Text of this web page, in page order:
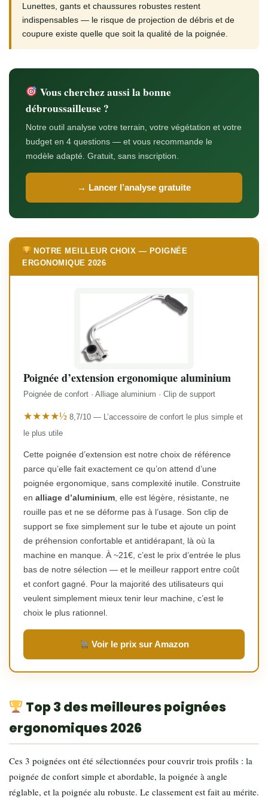
Lunettes, gants et chaussures robustes restent
indispensables — le risque de projection de débris et de
coupure existe quelle que soit la qualité de la poignée.
Vous cherchez aussi la bonne
débroussailleuse ?
Notre outil analyse votre terrain, votre végétation et votre
budget en 4 questions — et vous recommande le
modèle adapté. Gratuit, sans inscription.
→ Lancer l’analyse gratuite
NOTRE MEILLEUR CHOIX — POIGNÉE
ERGONOMIQUE 2026
Poignée d’extension ergonomique aluminium
Poignée de confort · Alliage aluminium · Clip de support
★★★★½ 8,7/10 — L’accessoire de confort le plus simple et
le plus utile
Cette poignée d’extension est notre choix de référence
parce qu’elle fait exactement ce qu’on attend d’une
poignée ergonomique, sans complexité inutile. Construite
en alliage d’aluminium, elle est légère, résistante, ne
rouille pas et ne se déforme pas à l’usage. Son clip de
support se fixe simplement sur le tube et ajoute un point
de préhension confortable et antidérapant, là où la
machine en manque. À ~21€, c’est le prix d’entrée le plus
bas de notre sélection — et le meilleur rapport entre coût
et confort gagné. Pour la majorité des utilisateurs qui
veulent simplement mieux tenir leur machine, c’est le
choix le plus rationnel.
Voir le prix sur Amazon
Top 3 des meilleures poignées
ergonomiques 2026
Ces 3 poignées ont été sélectionnées pour couvrir trois profils : la
poignée de confort simple et abordable, la poignée à angle
réglable, et la poignée alu robuste. Le classement est fait au mérite.